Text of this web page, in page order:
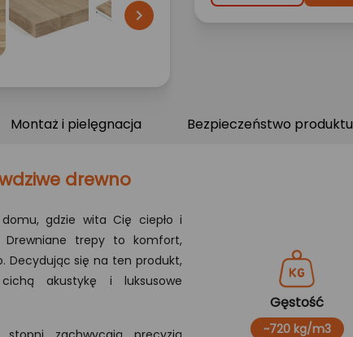

Montaż i pielęgnacja Bezpieczeństwo produktu
drewno
gdzie wita Cię ciepło i
trepy to komfort,
Decydując się na ten produkt,
akustykę i luksusowe
Gęstość
~720 kg/m3